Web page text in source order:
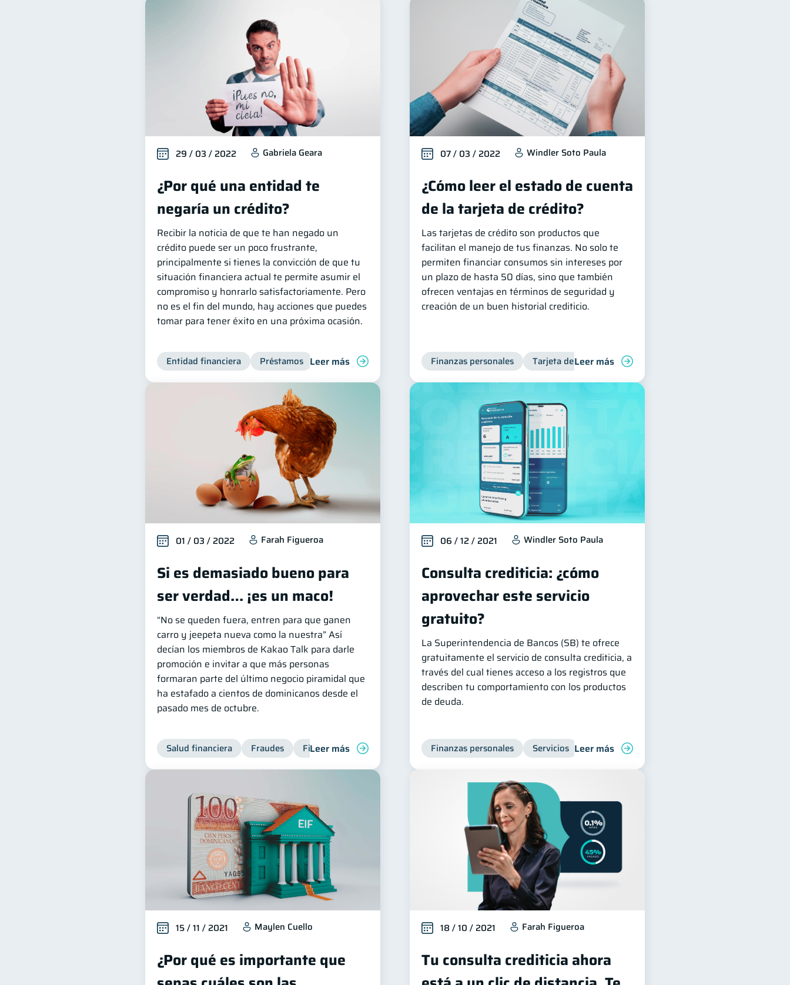
29 / 03 / 2022 Gabriela Geara
¿Por qué una entidad te
negaría un crédito?
Recibir la noticia de que te han negado un
crédito puede ser un poco frustrante,
principalmente si tienes la convicción de que tu
situación financiera actual te permite asumir el
compromiso y honrarlo satisfactoriamente. Pero
no es el fin del mundo, hay acciones que puedes
tomar para tener éxito en una próxima ocasión.
Entidad financiera Préstamos Productos financieros Deudas Inclusión financiera
Leer más
07 / 03 / 2022 Windler Soto Paula
¿Cómo leer el estado de cuenta
de la tarjeta de crédito?
Las tarjetas de crédito son productos que
facilitan el manejo de tus finanzas. No solo te
permiten financiar consumos sin intereses por
un plazo de hasta 50 días, sino que también
ofrecen ventajas en términos de seguridad y
creación de un buen historial crediticio.
Finanzas personales Tarjeta de crédito Inclusión financiera
Leer más
01 / 03 / 2022 Farah Figueroa
Si es demasiado bueno para
ser verdad… ¡es un maco!
“No se queden fuera, entren para que ganen
carro y jeepeta nueva como la nuestra” Así
decían los miembros de Kakao Talk para darle
promoción e invitar a que más personas
formaran parte del último negocio piramidal que
ha estafado a cientos de dominicanos desde el
pasado mes de octubre.
Salud financiera Fraudes Finanzas personales
Leer más
06 / 12 / 2021 Windler Soto Paula
Consulta crediticia: ¿cómo
aprovechar este servicio
gratuito?
La Superintendencia de Bancos (SB) te ofrece
gratuitamente el servicio de consulta crediticia, a
través del cual tienes acceso a los registros que
describen tu comportamiento con los productos
de deuda.
Finanzas personales Servicios Inclusión financiera
Leer más
15 / 11 / 2021 Maylen Cuello
¿Por qué es importante que
18 / 10 / 2021 Farah Figueroa
Tu consulta crediticia ahora